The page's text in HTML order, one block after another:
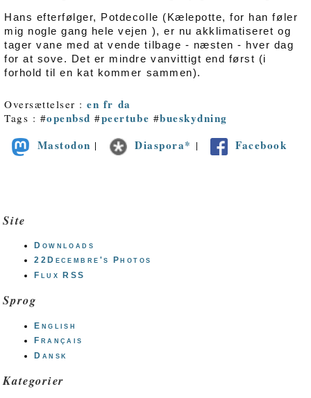
Hans efterfølger, Potdecolle (Kælepotte, for han føler
mig nogle gang hele vejen ), er nu akklimatiseret og
tager vane med at vende tilbage - næsten - hver dag
for at sove. Det er mindre vanvittigt end først (i
forhold til en kat kommer sammen).
Oversættelser :en fr da
Tags : #openbsd #peertube #bueskydning
Mastodon | Diaspora* | Facebook
Site
Downloads
22Decembre's Photos
Flux RSS
Sprog
English
Français
Dansk
Kategorier